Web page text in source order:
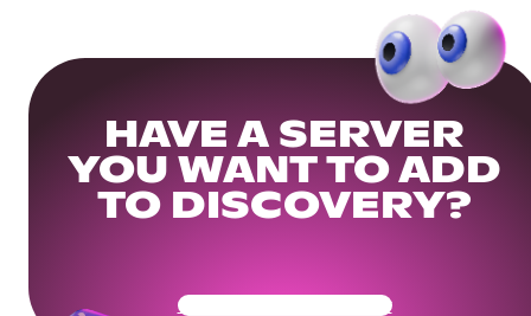
HAVE A SERVER
YOU WANT TO ADD
TO DISCOVERY?
Get Your Community Ready